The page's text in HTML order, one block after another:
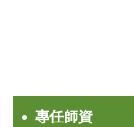
專任師資